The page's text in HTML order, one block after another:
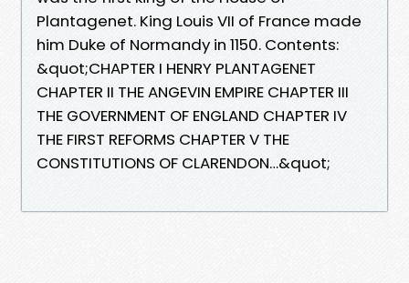
Plantagenet. King Louis VII of France made
him Duke of Normandy in 1150. Contents:
&quot;CHAPTER I HENRY PLANTAGENET
CHAPTER II THE ANGEVIN EMPIRE CHAPTER III
THE GOVERNMENT OF ENGLAND CHAPTER IV
THE FIRST REFORMS CHAPTER V THE
CONSTITUTIONS OF CLARENDON…&quot;